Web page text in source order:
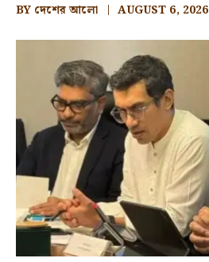
BY দেশের আলো AUGUST 6, 2026